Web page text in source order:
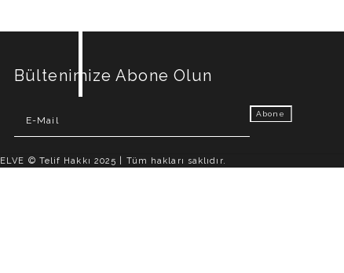
Bültenimize Abone Olun
ELVE © Telif Hakkı 2025 | Tüm hakları saklıdır.